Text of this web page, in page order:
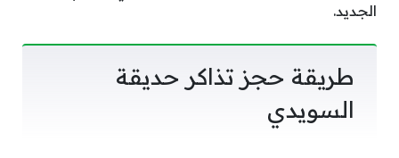
الجديد.
طريقة حجز تذاكر حديقة
السويدي